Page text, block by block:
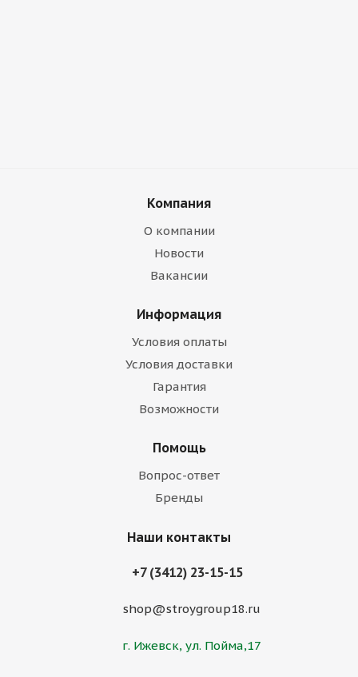
Компания
О компании
Новости
Вакансии
Информация
Условия оплаты
Условия доставки
Гарантия
Возможности
Помощь
Вопрос-ответ
Бренды
Наши контакты
+7 (3412) 23-15-15
shop@stroygroup18.ru
г. Ижевск, ул. Пойма,17